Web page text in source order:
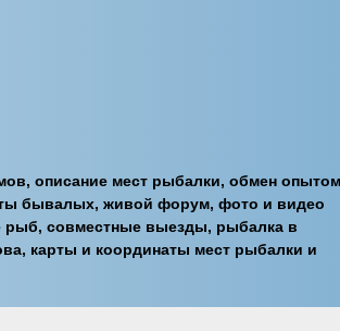
описание мест рыбалки, обмен
бывалых, живой форум, фото и видео
рыб, совместные выезды, рыбалка в
карты и координаты мест рыбалки и